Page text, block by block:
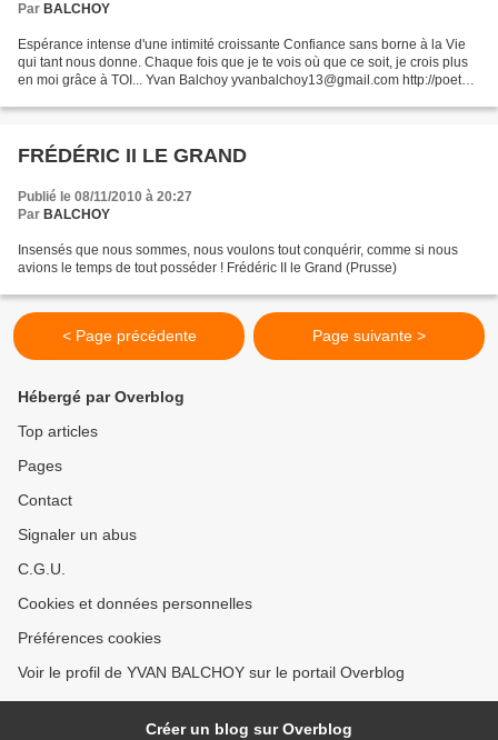
Par BALCHOY
Espérance intense d'une intimité croissante Confiance sans borne à la Vie
qui tant nous donne. Chaque fois que je te vois où que ce soit, je crois plus
en moi grâce à TOI... Yvan Balchoy yvanbalchoy13@gmail.com http://poete-
FRÉDÉRIC II LE GRAND
Publié le 08/11/2010 à 20:27
Par BALCHOY
Insensés que nous sommes, nous voulons tout conquérir, comme si nous
avions le temps de tout posséder ! Frédéric II le Grand (Prusse)
< Page précédente Page suivante >
Hébergé par Overblog
Top articles
Pages
Contact
Signaler un abus
C.G.U.
Cookies et données personnelles
Préférences cookies
Voir le profil de YVAN BALCHOY sur le portail Overblog
Créer un blog sur Overblog